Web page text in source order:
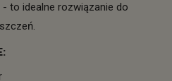
to idealne rozwiązanie do